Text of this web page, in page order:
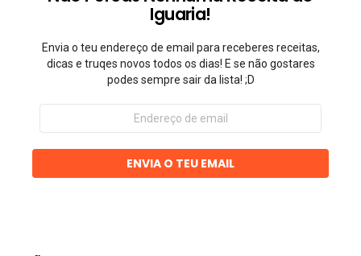
Iguaria!
Envia o teu endereço de email para receberes receitas,
dicas e truqes novos todos os dias! E se não gostares
podes sempre sair da lista! ;D
Endereço
email
ENVIA O TEU EMAIL